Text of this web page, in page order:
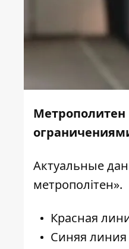
Метрополитен
Актуальные
метрополітен».
Красная
Синяя